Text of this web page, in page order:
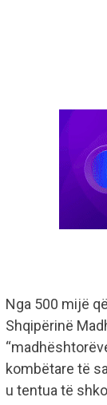
Nga 500 mijë
Shqipërinë
kombëtare të
u tentua të